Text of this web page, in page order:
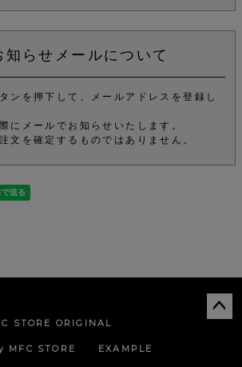
知らせメールについて
ンを押下して、メールアドレスを登録し
にメールでお知らせいたします。
文を確定するものではありません。
STORE ORIGINAL
MFC STORE EXAMPLE